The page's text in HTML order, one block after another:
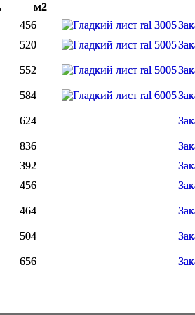
м2
456
520
552
584
624
836
392
456
464
504
656